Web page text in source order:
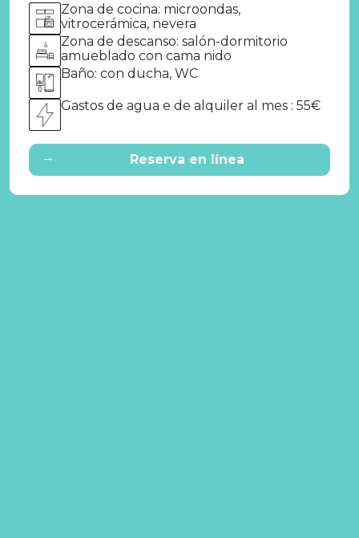
Zona de cocina: microondas,
vitrocerámica, nevera
Zona de descanso: salón-dormitorio
amueblado con cama nido
Baño: con ducha, WC
Gastos de agua e de alquiler al mes : 55€
→ Reserva en línea